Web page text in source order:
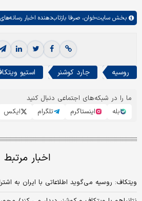
بخش سایت‌خوان، صرفا بازتاب‌دهنده اخبار
روسیه جارد کوشنر استیو
ما را در شبکه‌های اجتماعی دنبال کنید
بله
اینستاگرم تلگرام ایکس
اخبار مرتبط
ویتکاف: روسیه می‌گوید اطلاعاتی با ایران به